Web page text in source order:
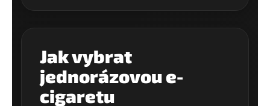
Jak vybrat
jednorázovou e-
cigaretu